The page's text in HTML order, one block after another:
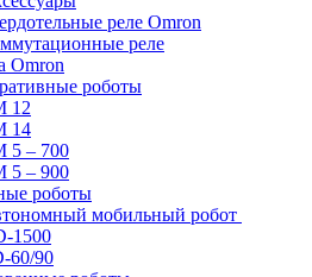
реле Omron
реле
Omron
роботы
12
14
5 – 700
5 – 900
роботы
мобильный робот
1500
60/90